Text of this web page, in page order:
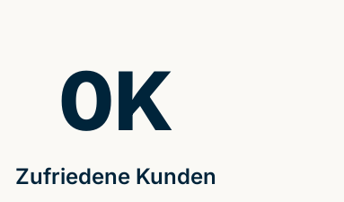
Zufriedene Kunden
0K